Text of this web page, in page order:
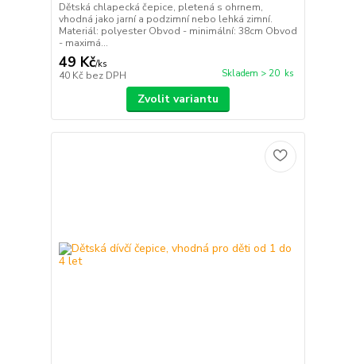
Dětská chlapecká čepice, pletená s ohrnem,
vhodná jako jarní a podzimní nebo lehká zimní.
Materiál: polyester Obvod - minimální: 38cm Obvod
- maximá...
49 Kč/ks
40 Kč bez DPH Skladem > 20 ks
Zvolit variantu